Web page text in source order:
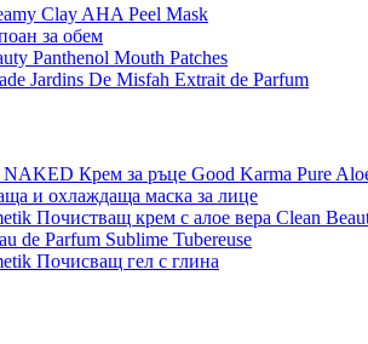
Clay AHA Peel Mask
за обем
Panthenol Mouth Patches
Jardins De Misfah Extrait de Parfum
Крем за ръце Good Karma Pure
и охлаждаща маска за лице
Почистващ крем с алое вера Clean
de Parfum Sublime Tubereuse
Почисващ гел с глина